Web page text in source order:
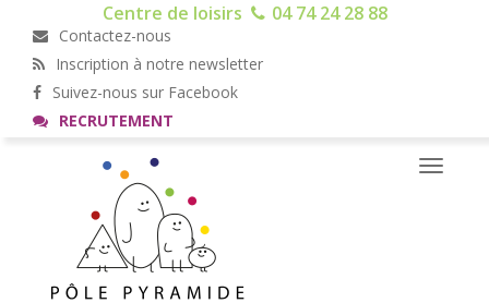
Centre de loisirs
04 74 24 28 88
Contactez-nous
Inscription à notre newsletter
Suivez-nous sur Facebook
RECRUTEMENT
Toggle